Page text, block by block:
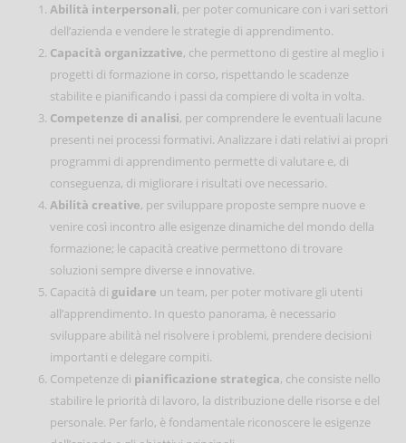
Abilità interpersonali, per poter comunicare con i vari settori
dell’azienda e vendere le strategie di apprendimento.
Capacità organizzative, che permettono di gestire al meglio i
progetti di formazione in corso, rispettando le scadenze
stabilite e pianificando i passi da compiere di volta in volta.
Competenze di analisi, per comprendere le eventuali lacune
presenti nei processi formativi. Analizzare i dati relativi ai propri
programmi di apprendimento permette di valutare e, di
conseguenza, di migliorare i risultati ove necessario.
Abilità creative, per sviluppare proposte sempre nuove e
venire così incontro alle esigenze dinamiche del mondo della
formazione; le capacità creative permettono di trovare
soluzioni sempre diverse e innovative.
Capacità di guidare un team, per poter motivare gli utenti
all’apprendimento. In questo panorama, è necessario
sviluppare abilità nel risolvere i problemi, prendere decisioni
importanti e delegare compiti.
Competenze di pianificazione strategica, che consiste nello
stabilire le priorità di lavoro, la distribuzione delle risorse e del
personale. Per farlo, è fondamentale riconoscere le esigenze